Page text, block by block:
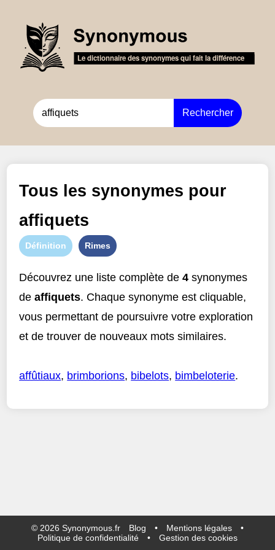
Rechercher
Tous les synonymes pour
affiquets
Définition Rimes
Découvrez une liste complète de4 synonymes
deaffiquets. Chaque synonyme est cliquable,
vous permettant de poursuivre votre exploration
et de trouver de nouveaux mots similaires.
affûtiaux, brimborions, bibelots, bimbeloterie.
© 2026 Synonymous.fr Blog • Mentions légales
•
Politique de confidentialité
• Gestion des cookies